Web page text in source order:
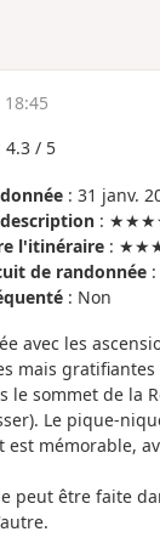
4.3 / 5
: 31 janv.
:
l'itinéraire :
de randonnée
: Non
avec les
mais gratifiantes
le sommet de la
Le pique-
est mémorable,
peut être faite